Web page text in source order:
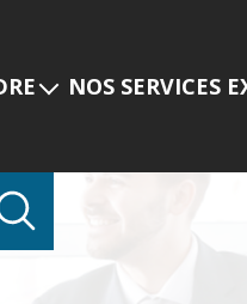
ventes
NOS SERVICES